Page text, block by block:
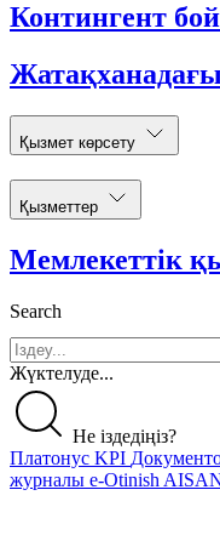
Контингент
Қызмет көрсету
Қызметтер
Мемлекеттік
Search
Жүктелуде...
Не іздедіңіз?
Платонус KPI
журналы e-Otinish